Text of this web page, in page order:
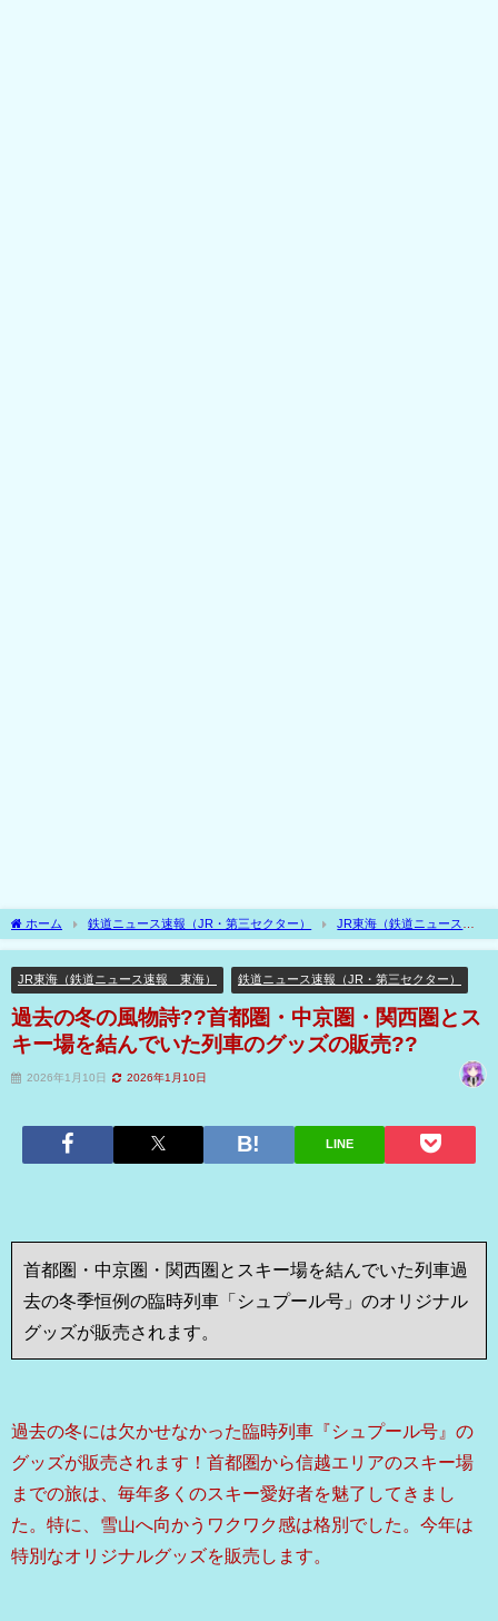
ホーム 鉄道ニュース速報（JR・第三セクター）
JR東海（鉄道ニュース速
報 東海）
過去の冬の風物詩??首都圏・中京圏・関西圏とスキー場を結んでいた
JR東海（鉄道ニュース速報 東海）
鉄道ニュース速報（JR・第三セクター）
過去の冬の風物詩??首都圏・中京圏・関西圏とス
キー場を結んでいた列車のグッズの販売??
2026年1月10日 2026年1月10日
LINE
首都圏・中京圏・関西圏とスキー場を結んでいた列車過
去の冬季恒例の臨時列車「シュプール号」のオリジナル
グッズが販売されます。
過去の冬には欠かせなかった臨時列車『シュプール号』の
グッズが販売されます！首都圏から信越エリアのスキー場
までの旅は、毎年多くのスキー愛好者を魅了してきまし
た。特に、雪山へ向かうワクワク感は格別でした。今年は
特別なオリジナルグッズを販売します。